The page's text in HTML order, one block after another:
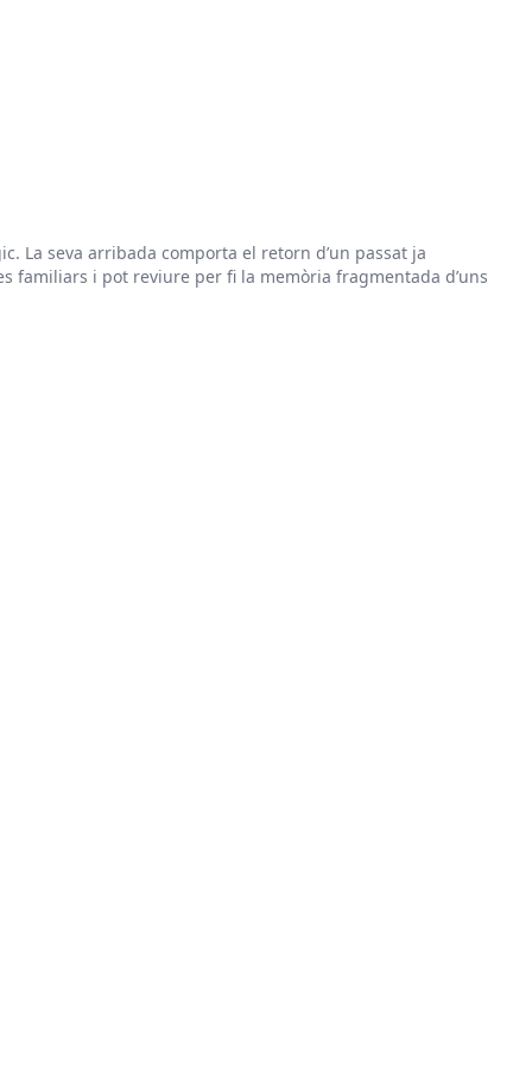
La seva arribada comporta el retorn d’un passat ja
familiars i pot reviure per fi la memòria fragmentada d’uns